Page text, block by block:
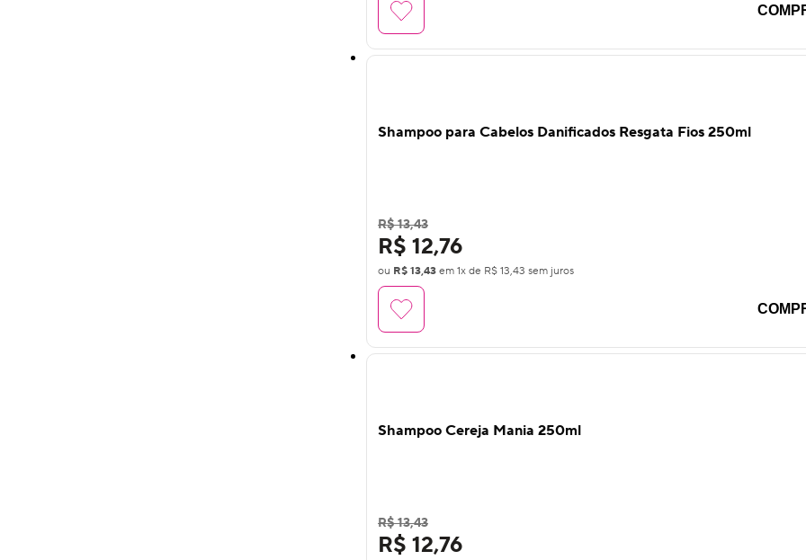
Shampoo para Cabelos Danificados Resgata Fios 250ml
R$ 13,43
R$ 12,76
ou R$ 13,43 em 1x de R$ 13,43 sem juros
Shampoo Cereja Mania 250ml
R$ 13,43
R$ 12,76